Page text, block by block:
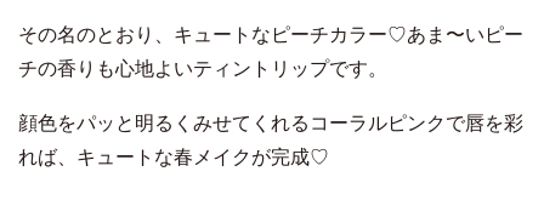
その名のとおり、キュートなピーチカラー♡あま〜いピー
チの香りも心地よいティントリップです。
顔色をパッと明るくみせてくれるコーラルピンクで唇を彩
れば、キュートな春メイクが完成♡